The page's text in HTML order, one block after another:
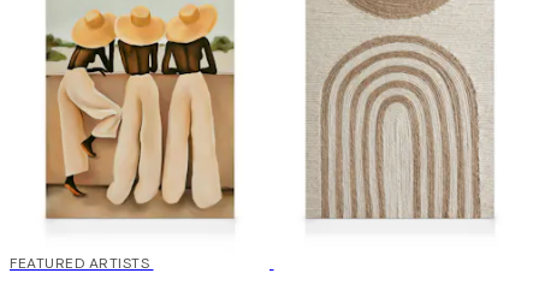
30%*
FEATURED ARTISTS